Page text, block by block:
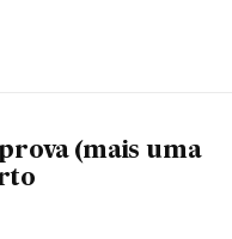
(mais uma